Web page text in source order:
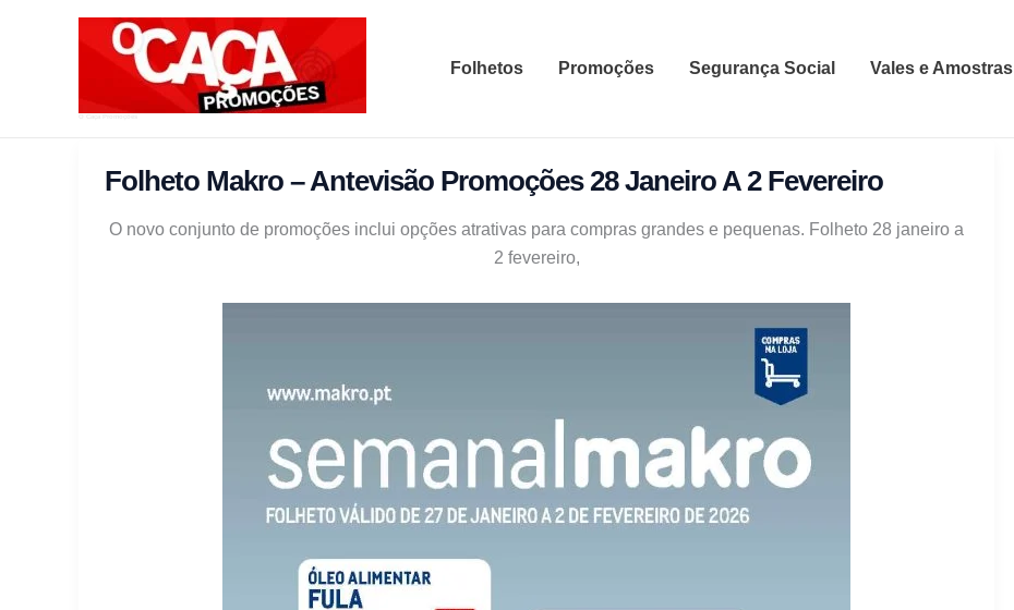
Folhetos Promoções Segurança Social Vales e Amostras
Folheto Makro – Antevisão Promoções 28 Janeiro A 2 Fevereiro
O novo conjunto de promoções inclui opções atrativas para compras grandes e pequenas. Folheto 28 janeiro a
2 fevereiro,